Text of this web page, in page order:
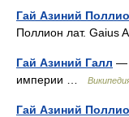
Гай Азиний
Поллион лат. Gaius
Гай Азиний Галл —
империи …
Гай Азиний